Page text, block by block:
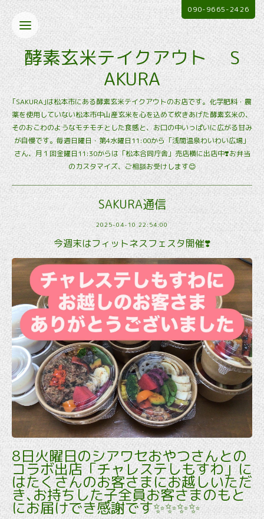
酵素玄米テイクアウト S
AKURA
｢SAKURA｣は松本市にある酵素玄米テイクアウトのお店です。化学肥料・農
薬を使用していない松本市中山産玄米を心を込めて炊きあげた酵素玄米の、
そのおこわのようなモチモチとした食感と、お口の中いっぱいに広がる甘み
が自慢です。毎週日曜日・第4水曜日11:00から「浅間温泉わいわい広場」
さん、月１回金曜日11:30からは「松本合同庁舎」売店横に出店中❣️お弁当
のカスタマイズ、ご相談お受けします😊
090-9665-2426
SAKURA通信
2025-04-10 22:54:00
今週末はフィットネスフェスタ開催❣️
8日火曜日のシアワセおやつさんとの
コラボ出店「チャレステしもすわ」に
はたくさんのお客さまにお越しいただ
き､お持ちした子全員お客さまのもと
にお届けでき感謝です✨✨✨✨